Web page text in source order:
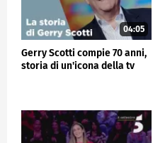
04:05
Gerry Scotti compie 70 anni,
storia di un'icona della tv